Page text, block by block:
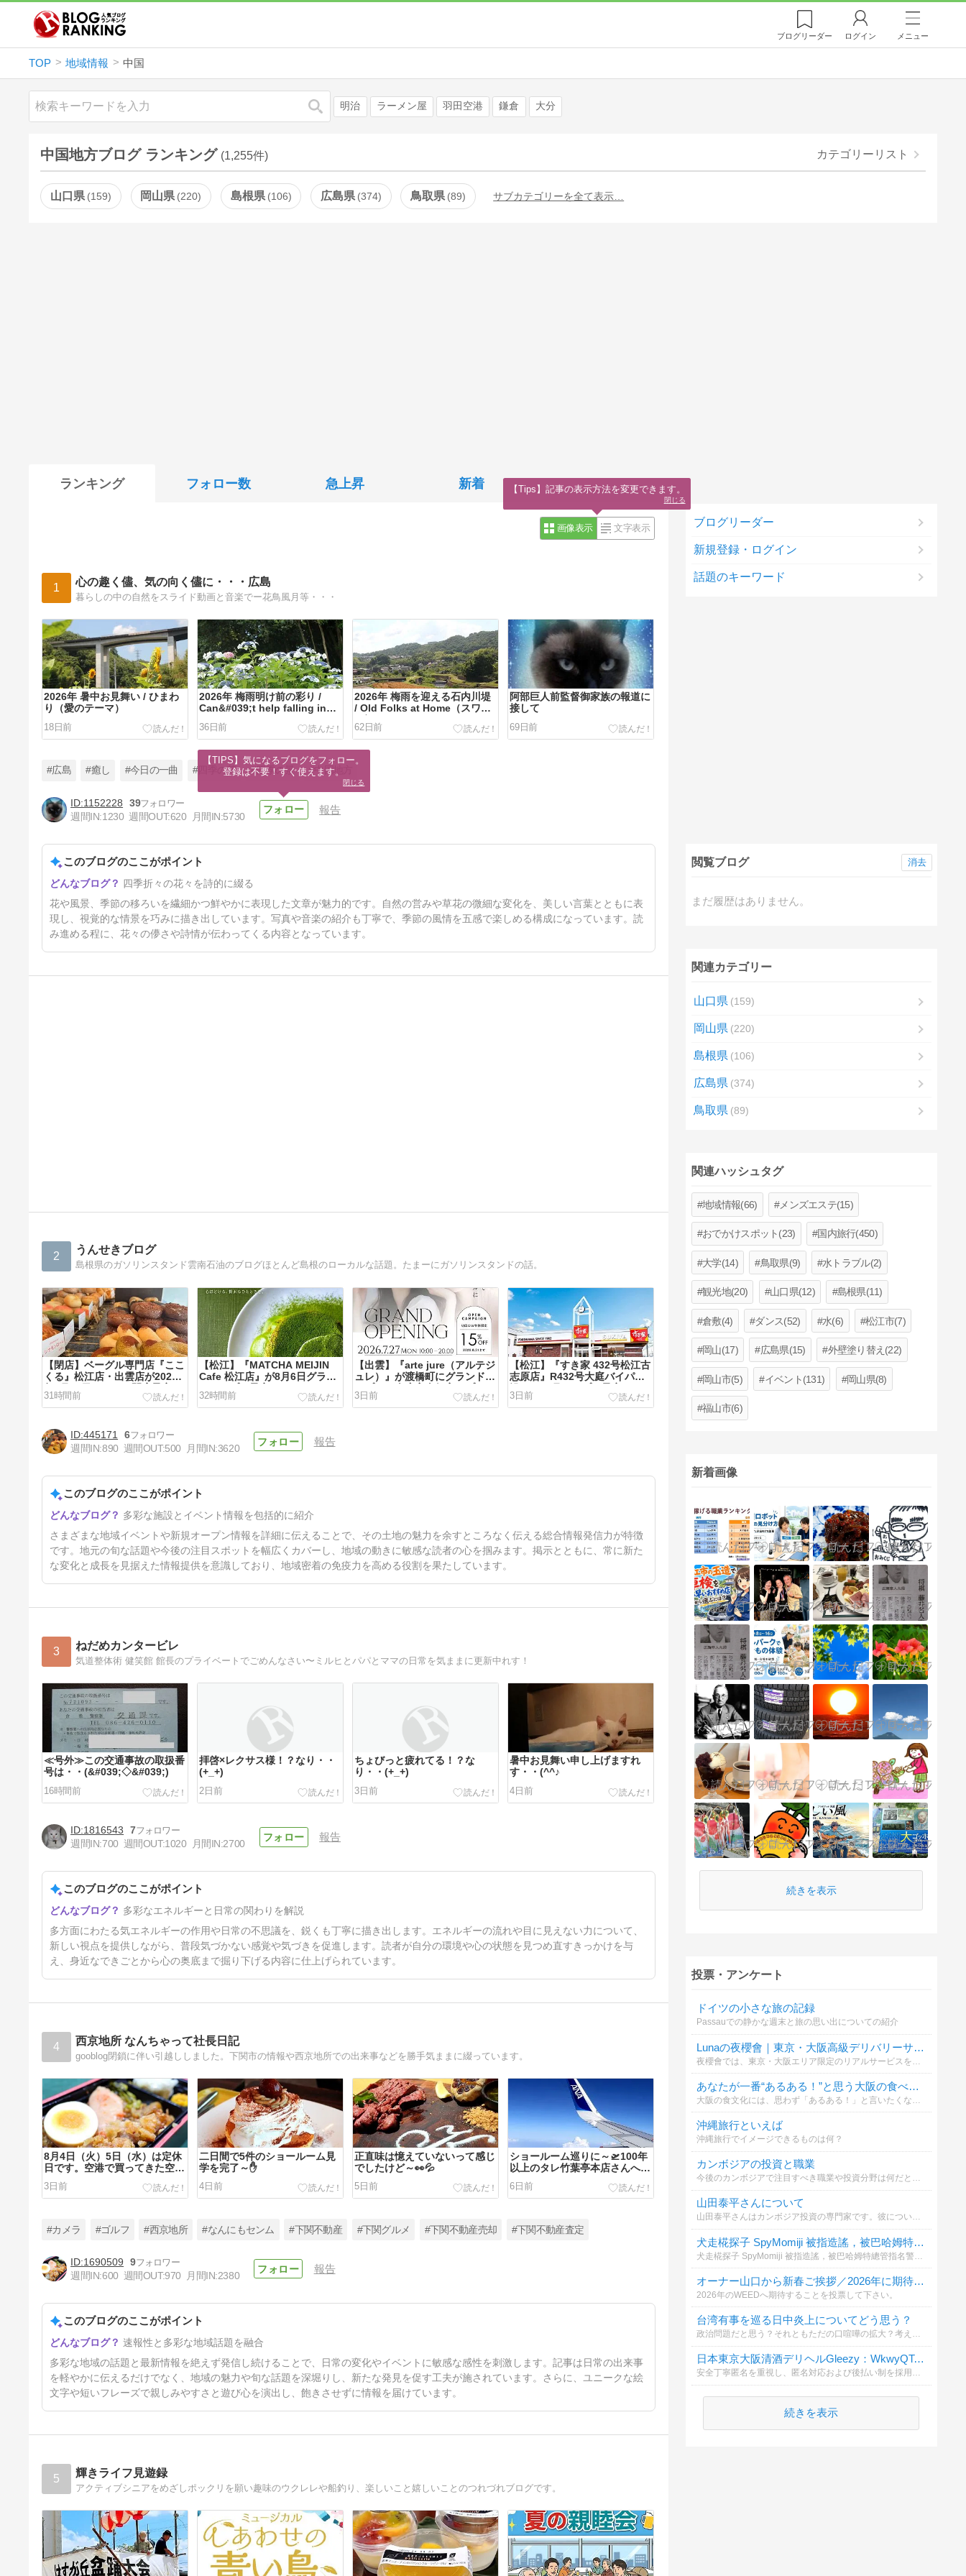
ブログリーダー ログイン メニュー
TOP 地域情報 中国
検索 明治 ラーメン屋 羽田空港 鎌倉 大分
中国地方ブログ ランキング (1,255件) カテゴリーリスト
山口県 159 岡山県 220 島根県 106 広島県 374 鳥取県 89 サブカテゴリーを全て表示…
ランキング フォロー数 急上昇 新着
画像表示 文字表示
1 心の趣く儘、気の向く儘に・・・広島
暮らしの中の自然をスライド動画と音楽でー花鳥風月等・・・
2026年 暑中お見舞い / ひまわ
り（愛のテーマ）
18日前
2026年 梅雨明け前の彩り /
Can&#039;t help falling in
love
36日前
2026年 梅雨を迎える石内川堤
/ Old Folks at Home（スワニ
ー河）
62日前
阿部巨人前監督御家族の報道に
接して
69日前
La vie en rose & 夏は来ぬ・
風のように
73日前
#広島 #癒し #今日の一曲 #四季の花 #四季の景 #中国地方
1152228
39
週間IN:1230 週間OUT:620 月間IN:5730
報告
このブログのここがポイント
四季折々の花々を詩的に綴る
花や風景、季節の移ろいを繊細かつ鮮やかに表現した文章が魅力的です。自然の営みや草花の微細な変化を、美しい言葉とともに表
現し、視覚的な情景を巧みに描き出しています。写真や音楽の紹介も丁寧で、季節の風情を五感で楽しめる構成になっています。読
み進める程に、花々の儚さや詩情が伝わってくる内容となっています。
2 うんせきブログ
島根県のガソリンスタンド雲南石油のブログほとんど島根のローカルな話題。たまーにガソリンスタンドの話。
【閉店】ベーグル専門店『ここ
くる』松江店・出雲店が2026
年8月23日をもって閉店予定
31時間前
【松江】『MATCHA MEIJIN
Cafe 松江店』が8月6日グラン
ドオープン予定！LPC JAPAN
STUDIO内に抹茶カフェが誕生
32時間前
【出雲】『arte jure（アルテジ
ュレ）』が渡橋町にグランドオ
ープン！全席完全個室のプライ
ベートサロン
3日前
【松江】『すき家 432号松江古
志原店』R432号大庭バイパス
沿いに10月オープン予定！
3日前
【出雲】『原宿Picnic ゆめタ
ウン出雲店』が東館2階へ8月1
4日前
445171
6
週間IN:890 週間OUT:500 月間IN:3620
報告
このブログのここがポイント
多彩な施設とイベント情報を包括的に紹介
さまざまな地域イベントや新規オープン情報を詳細に伝えることで、その土地の魅力を余すところなく伝える総合情報発信力が特徴
です。地元の旬な話題や今後の注目スポットを幅広くカバーし、地域の動きに敏感な読者の心を掴みます。掲示とともに、常に新た
な変化と成長を見据えた情報提供を意識しており、地域密着の免疫力を高める役割を果たしています。
3 ねだめカンタービレ
気道整体術 健笑館 館長のプライベートでごめんなさい〜ミルヒとパパとママの日常を気ままに更新中れす！
≪号外≫この交通事故の取扱番
号は・・(&#039;◇&#039;)ゞ
16時間前
拝啓×レクサス様！？なり・・
(+_+)
2日前
ちょびっと疲れてる！？な
り・・(+_+)
3日前
暑中お見舞い申し上げますれ
す・・(^^♪
4日前
みつけちゃったかもっ！？な
り・・(+_+)
5日前
1816543
7
週間IN:700 週間OUT:1020 月間IN:2700
報告
このブログのここがポイント
多彩なエネルギーと日常の関わりを解説
多方面にわたる気エネルギーの作用や日常の不思議を、鋭くも丁寧に描き出します。エネルギーの流れや目に見えない力について、
新しい視点を提供しながら、普段気づかない感覚や気づきを促進します。読者が自分の環境や心の状態を見つめ直すきっかけを与
え、身近なできごとから心の奥底まで掘り下げる内容に仕上げられています。
4 西京地所 なんちゃって社長日記
gooblog閉鎖に伴い引越ししました。下関市の情報や西京地所での出来事などを勝手気ままに綴っています。
8月4日（火）5日（水）は定休
日です。空港で買ってきた空弁
で締め～🍱🍺
3日前
二日間で5件のショールーム見
学を完了～✋
4日前
正直味は憶えていないって感じ
でしたけど～👀💦
5日前
ショールーム巡りに～🛫100年
以上のタレ竹葉亭本店さんへ～
6日前
7日前
#カメラ #ゴルフ #西京地所 #なんにもセンム #下関不動産 #下関グルメ #下関不動産売却 #下関不動産査定
1690509
9
週間IN:600 週間OUT:970 月間IN:2380
報告
このブログのここがポイント
速報性と多彩な地域話題を融合
多彩な地域の話題と最新情報を絶えず発信し続けることで、日常の変化やイベントに敏感な感性を刺激します。記事は日常の出来事
を軽やかに伝えるだけでなく、地域の魅力や旬な話題を深堀りし、新たな発見を促す工夫が施されています。さらに、ユニークな絵
文字や短いフレーズで親しみやすさと遊び心を演出し、飽きさせずに情報を届けています。
5 輝きライフ見遊録
アクティブシニアをめざしポックリを願い趣味のウクレレや船釣り、楽しいこと嬉しいことのつれづれブログです。
ブログリーダー
新規登録・ログイン
話題のキーワード
閲覧ブログ
まだ履歴はありません。
消去
関連カテゴリー
山口県 159
岡山県 220
島根県 106
広島県 374
鳥取県 89
関連ハッシュタグ
地域情報(66) メンズエステ(15)
おでかけスポット(23) 国内旅行(450)
大学(14) 鳥取県(9) 水トラブル(2)
観光地(20) 山口県(12) 島根県(11)
倉敷(4) ダンス(52) 水(6) 松江市(7)
岡山(17) 広島県(15) 外壁塗り替え(22)
岡山市(5) イベント(131) 岡山県(8)
福山市(6)
新着画像
続きを表示
投票・アンケート
ドイツの小さな旅の記録
Passauでの静かな週末と旅の思い出についての紹介
Lunaの夜櫻會｜東京・大阪高級デリバリーサービス Telegram：@av6777
あなたが一番“あるある！”と思う大阪の食べ物ネタはどれ？
大阪の食文化には、思わず「あるある！」と言いたくなる独特の魅力があります。 あなたが一番共感する“食べ物あるある”は？
沖縄旅行といえば
沖縄旅行でイメージできるものは何？
カンボジアの投資と職業
今後のカンボジアで注目すべき職業や投資分野は何だと思いますか？
山田泰平さんについて
山田泰平さんはカンボジア投資の専門家です。彼についての質問にお答えください。
犬走椛探子 SpyMomiji 被指造謠，被巴哈姆特總管指名警告，您認為何者為真？
オーナー山口から新春ご挨拶／2026年に期待すること
2026年のWEEDへ期待することを投票して下さい。
台湾有事を巡る日中炎上についてどう思う？
政治問題だと思う？それともただの口喧嘩の拡大？考え方を選んで投票してください。
日本東京大阪清酒デリヘルGleezy：WkwyQToZN
安全丁寧匿名を重視し、匿名対応および後払い制を採用しています。東京23区大阪市内 → 当日派遣OK。ホテル／自宅の両方に対応、厳密な秘密保持。Telegram：@top7340/ Gleezy ォーラム： tokyosake520.com
続きを表示
【TIPS】気になるブログをフォロー。
登録は不要！すぐ使えます。
閉じる
【Tips】記事の表示方法を変更できます。
閉じる